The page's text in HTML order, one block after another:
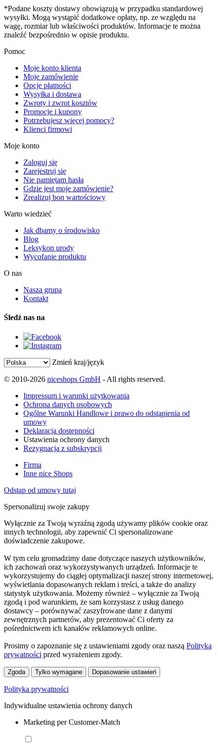
*Podane koszty dostawy obowiązują w przypadku standardowej
wysyłki. Mogą wystąpić dodatkowe opłaty, np. ze względu na
wagę, rozmiar lub właściwości produktów. Informacje te można
znaleźć bezpośrednio w opisie produktu.
Pomoc
Moje konto klienta
Moje zamówienie
Opcje płatności
Wysyłka i dostawa
Zwroty i zwrot kosztów
Promocje i kupony
Potrzebujesz więcej pomocy?
Klienci firmowi
Moje konto
Zaloguj się
Zarejestruj się
Nie pamiętam hasła
Gdzie jest moje zamówienie?
Zrealizuj bon wartościowy
Warto wiedzieć
Jak dbamy o środowisko
Blog
Leksykon urody
Wycofanie produktu
O nas
Nasza grupa
Kontakt
Śledź nas na
Zmień kraj/język
© 2010-2026 niceshops GmbH - All rights reserved.
Impressum i warunki użytkowania
Ochrona danych osobowych
Ogólne Warunki Handlowe i prawo do odstąpienia od
umowy
Deklaracja dostępności
Ustawienia ochrony danych
Rezygnacja z subskrypcji
Firma
Inne nice Shops
Odstąp od umowy tutaj
Spersonalizuj swoje zakupy
Wyłącznie za Twoją wyraźną zgodą używamy plików cookie oraz
innych technologii, aby zapewnić Ci spersonalizowane
doświadczenie zakupowe.
W tym celu gromadzimy dane dotyczące naszych użytkowników,
ich zachowań oraz wykorzystywanych urządzeń. Informacje te
wykorzystujemy do ciągłej optymalizacji naszej strony internetowej,
wyświetlania dopasowanych reklam i treści, a także do analizy
statystyk użytkowania. Możemy również – wyłącznie za Twoją
zgodą i pod warunkiem, że sam korzystasz z usług danego
dostawcy – porównywać zaszyfrowane dane z danymi
zewnętrznych partnerów, aby prezentować Ci oferty za
pośrednictwem ich kanałów reklamowych online.
Prosimy o zapoznanie się z ustawieniami zgody oraz naszą Polityką
prywatności przed wyrażeniem zgody.
Zgoda Tylko wymagane Dopasowanie ustawień
Polityka prywatności
Indywidualne ustawienia ochrony danych
Marketing per Customer-Match